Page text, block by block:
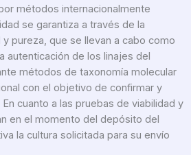
métodos internacionalmente
se garantiza a través de la
pureza, que se llevan a cabo como
autenticación de los linajes del
métodos de taxonomía molecular
con el objetivo de confirmar y
cuanto a las pruebas de viabilidad y
en el momento del depósito del
la cultura solicitada para su envío